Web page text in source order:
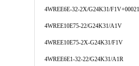
4WREE6E-32-2X/G24K31/
4WREE10E75-22/G24K31/A1V
4WREE10E75-2X-G24K31/F1V
4WREE6E1-32-22/G24K31/A1R